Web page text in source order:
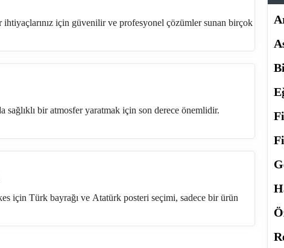
için güvenilir ve profesyonel çözümler sunan birçok
sağlıklı bir atmosfer yaratmak için son derece önemlidir.
için Türk bayrağı ve Atatürk posteri seçimi, sadece bir ürün